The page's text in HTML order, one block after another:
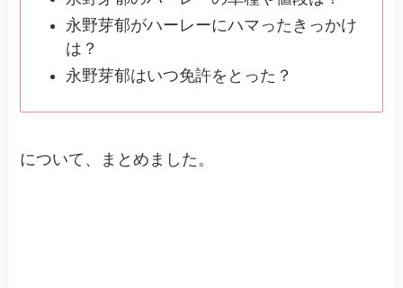
永野芽郁がハーレーにハマったきっかけ
は？
永野芽郁はいつ免許をとった？
について、まとめました。